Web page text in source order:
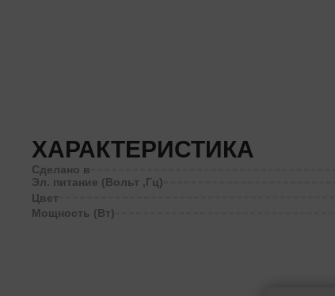
ХАРАКТЕРИСТИКА
Сделано в
Эл. питание (Вольт ,Гц)
Цвет
Мощность (Вт)